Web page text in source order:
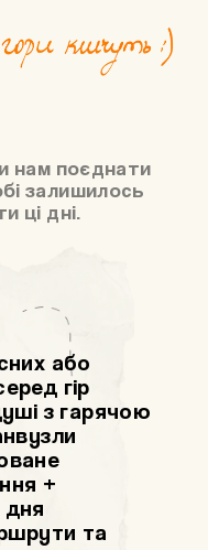
нам поєднати
залишилось
ці дні.
або
гір
з гарячою
+
дня
та